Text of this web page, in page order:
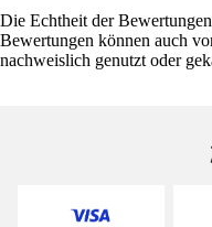
Die Echtheit der
Bewertungen können auch
nachweislich genutzt oder